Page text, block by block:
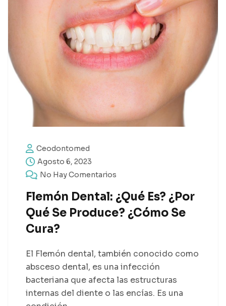
Ceodontomed
Agosto 6, 2023
No Hay Comentarios
Flemón Dental: ¿Qué Es? ¿Por
Qué Se Produce? ¿Cómo Se
Cura?
El Flemón dental, también conocido como
absceso dental, es una infección
bacteriana que afecta las estructuras
internas del diente o las encías. Es una